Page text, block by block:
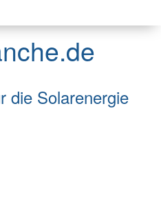
die Solarenergie